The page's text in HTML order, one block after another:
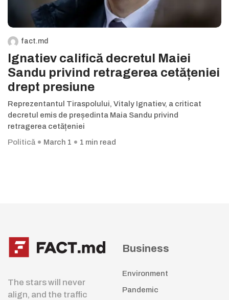
fact.md
Ignatiev califică decretul Maiei
Sandu privind retragerea cetățeniei
drept presiune
Reprezentantul Tiraspolului, Vitaly Ignatiev, a criticat
decretul emis de președinta Maia Sandu privind
retragerea cetățeniei
Politică
March 1 1 min read
The stars will never
align, and the traffic
Business
Environment
Pandemic